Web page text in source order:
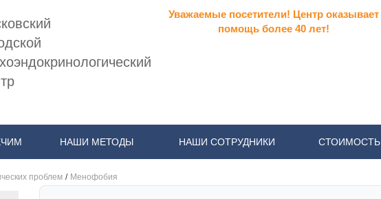
Уважаемые посетители! Центр оказывает
помощь более 40 лет!
НАШИ МЕТОДЫ НАШИ СОТРУДНИКИ СТОИМОСТЬ
проблем / Менофобия